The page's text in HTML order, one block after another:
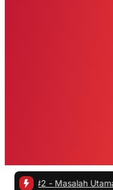
Masalah Utama